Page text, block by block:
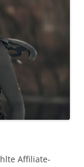
Affiliate-